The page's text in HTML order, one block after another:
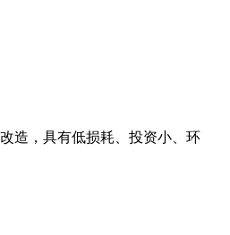
造，具有低损耗、投资小、环